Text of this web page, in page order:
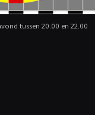
tussen 20.00 en 22.00